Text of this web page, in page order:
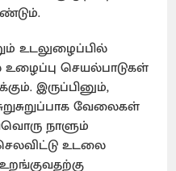
உடலுழைப்பில்
செயல்பாடுகள்
இருப்பினும்,
வேலைகள்
நாளும்
உடலை